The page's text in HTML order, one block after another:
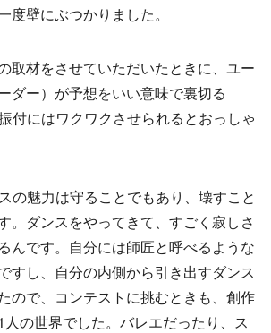
度壁にぶつかりました。
取材をさせていただいたときに、ユー
ダー）が予想をいい意味で裏切る
付にはワクワクさせられるとおっしゃ
の魅力は守ることでもあり、壊すこと
。ダンスをやってきて、すごく寂しさ
んです。自分には師匠と呼べるような
すし、自分の内側から引き出すダンス
ので、コンテストに挑むときも、創作
の世界でした。バレエだったり、ス